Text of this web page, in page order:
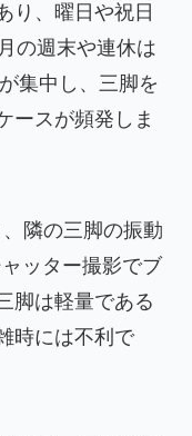
り、曜日や祝日
の週末や連休は
集中し、三脚を
ースが頻発しま
隣の三脚の振動
ッター撮影でブ
脚は軽量である
時には不利で